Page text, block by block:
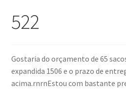
3222
1506
522
Gostaria do orçamento de 65
expandida 1506 e o prazo de
acima.rnrnEstou com bastante